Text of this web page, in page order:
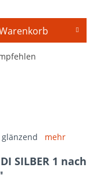
glänzend mehr
SILBER 1 nach